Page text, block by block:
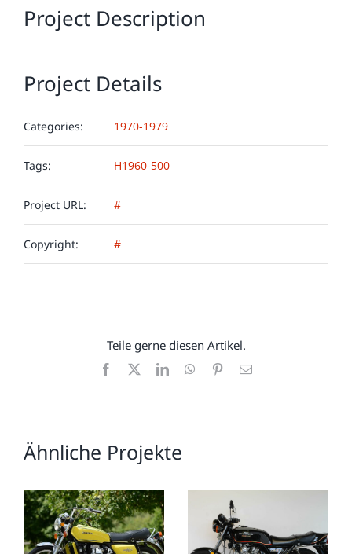
Project Description
Project Details
Categories: 1970-1979
Tags: H1960-500
Project URL: #
Copyright: #
Teile gerne diesen Artikel.
Facebook LinkedInWhatsApp
Pinterest
E-
Ähnliche Projekte